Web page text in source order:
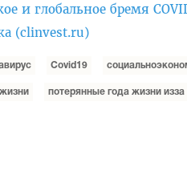
и глобальное бремя
(clinvest.ru)
Covid19
потерянные года жизни